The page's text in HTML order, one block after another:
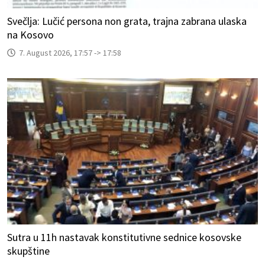
Svečlja: Lučić persona non grata, trajna zabrana ulaska
na Kosovo
7. August 2026, 17:57 -> 17:58
Sutra u 11h nastavak konstitutivne sednice kosovske
skupštine